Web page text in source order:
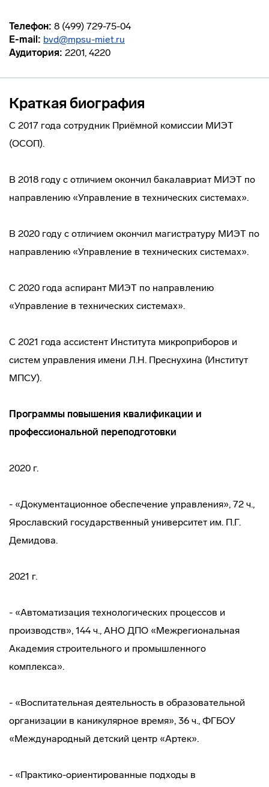
Телефон: 8 (499) 729-75-04
E-mail: bvd@mpsu-miet.ru
Аудитория: 2201, 4220
Краткая биография
С 2017 года сотрудник Приёмной комиссии МИЭТ
(ОСОП).
В 2018 году с отличием окончил бакалавриат МИЭТ по
направлению «Управление в технических системах».
В 2020 году с отличием окончил магистратуру МИЭТ по
направлению «Управление в технических системах».
С 2020 года аспирант МИЭТ по направлению
«Управление в технических системах».
С 2021 года ассистент Института микроприборов и
систем управления имени Л.Н. Преснухина (Институт
МПСУ).
Программы повышения квалификации и
профессиональной переподготовки
2020 г.
- «Документационное обеспечение управления», 72 ч.,
Ярославский государственный университет им. П.Г.
Демидова.
2021 г.
- «Автоматизация технологических процессов и
производств», 144 ч., АНО ДПО «Межрегиональная
Академия строительного и промышленного
комплекса».
- «Воспитательная деятельность в образовательной
организации в каникулярное время», 36 ч., ФГБОУ
«Международный детский центр «Артек».
- «Практико-ориентированные подходы в